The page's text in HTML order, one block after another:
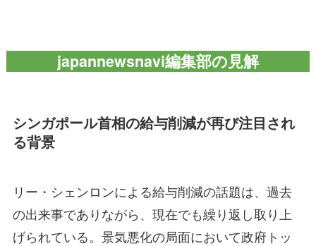
japannewsnavi編集部の見解
シンガポール首相の給与削減が再び注目され
る背景
リー・シェンロンによる給与削減の話題は、過去
の出来事でありながら、現在でも繰り返し取り上
げられている。景気悪化の局面において政府トッ